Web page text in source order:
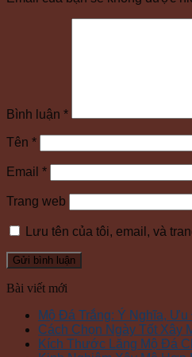
Bình luận *
Tên *
Email *
Trang web
Lưu tên của tôi, email, và
Bài viết mới
Mộ Đá Trắng: Ý Nghĩa,
Cách Chọn Ngày Tốt Xây
Kích Thước Lăng Mộ Đá